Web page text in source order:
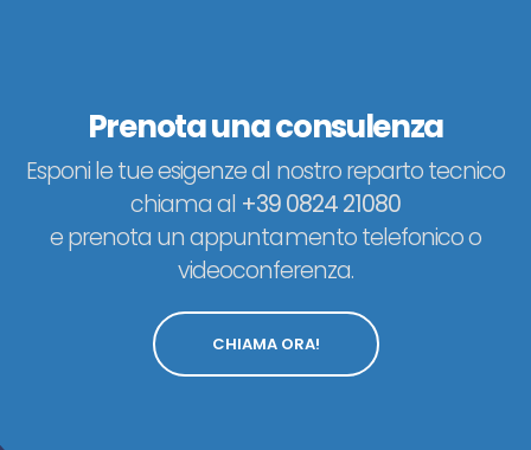
Prenota una consulenza
Esponi le tue esigenze al nostro reparto tecnico
chiama al +39 0824 21080
e prenota un appuntamento telefonico o
videoconferenza.
CHIAMA ORA!